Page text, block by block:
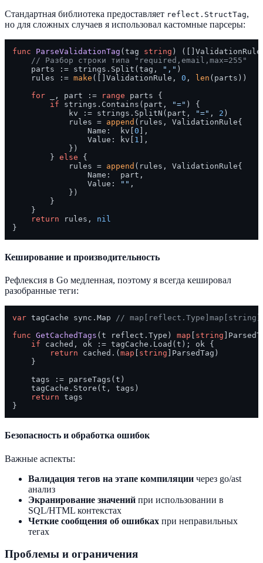
Стандартная библиотека предоставляет reflect.StructTag,
но для сложных случаев я использовал кастомные парсеры:
func ParseValidationTag (tag string )
// Разбор строки типа "required,email,max=255"
    parts := strings.Split(tag,
"," )
    rules :=
make ([]ValidationRule, 0 , len (parts))
for _, part := range parts {
if strings.Contains(part, "=" ) {
            kv := strings.SplitN(part,
"=" , 2 )
            rules =
append (rules, ValidationRule{
                Name:  kv[
0 ],
                Value: kv[
1 ],
            })
        }
else {
            rules =
append (rules, ValidationRule{
                Name:  part,
                Value:
"" ,
            })
        }
    }
return rules, nil
Кеширование и производительность
Рефлексия в Go медленная, поэтому я всегда кешировал
разобранные теги:
var tagCache sync.Map //
func GetCachedTags (t reflect.Type) map string
if cached, ok := tagCache.Load(t); ok {
return cached.( map string ]ParsedTag)
    }
    tags := parseTags(t)
    tagCache.Store(t, tags)
return tags
Безопасность и обработка ошибок
Важные аспекты:
Валидация тегов на этапе компиляции через go/ast
анализ
Экранирование значений при использовании в
SQL/HTML контекстах
Четкие сообщения об ошибках при неправильных
тегах
Проблемы и ограничения